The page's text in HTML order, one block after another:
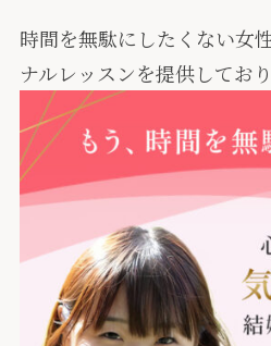
時間を無駄にしたくない女
ナルレッスンを提供してお